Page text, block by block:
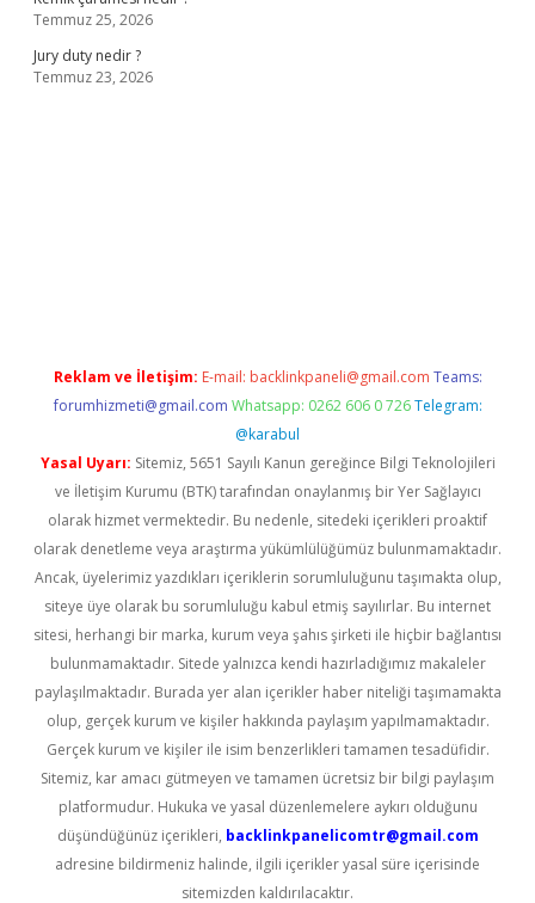
Temmuz 25, 2026
Jury duty nedir ?
Temmuz 23, 2026
Reklam ve İletişim: E-mail: backlinkpaneli@gmail.com Teams:
forumhizmeti@gmail.com Whatsapp: 0262 606 0 726 Telegram:
@karabul
Yasal Uyarı: Sitemiz, 5651 Sayılı Kanun gereğince Bilgi Teknolojileri
ve İletişim Kurumu (BTK) tarafından onaylanmış bir Yer Sağlayıcı
olarak hizmet vermektedir. Bu nedenle, sitedeki içerikleri proaktif
olarak denetleme veya araştırma yükümlülüğümüz bulunmamaktadır.
Ancak, üyelerimiz yazdıkları içeriklerin sorumluluğunu taşımakta olup,
siteye üye olarak bu sorumluluğu kabul etmiş sayılırlar. Bu internet
sitesi, herhangi bir marka, kurum veya şahıs şirketi ile hiçbir bağlantısı
bulunmamaktadır. Sitede yalnızca kendi hazırladığımız makaleler
paylaşılmaktadır. Burada yer alan içerikler haber niteliği taşımamakta
olup, gerçek kurum ve kişiler hakkında paylaşım yapılmamaktadır.
Gerçek kurum ve kişiler ile isim benzerlikleri tamamen tesadüfidir.
Sitemiz, kar amacı gütmeyen ve tamamen ücretsiz bir bilgi paylaşım
platformudur. Hukuka ve yasal düzenlemelere aykırı olduğunu
düşündüğünüz içerikleri, backlinkpanelicomtr@gmail.com
adresine bildirmeniz halinde, ilgili içerikler yasal süre içerisinde
sitemizden kaldırılacaktır.